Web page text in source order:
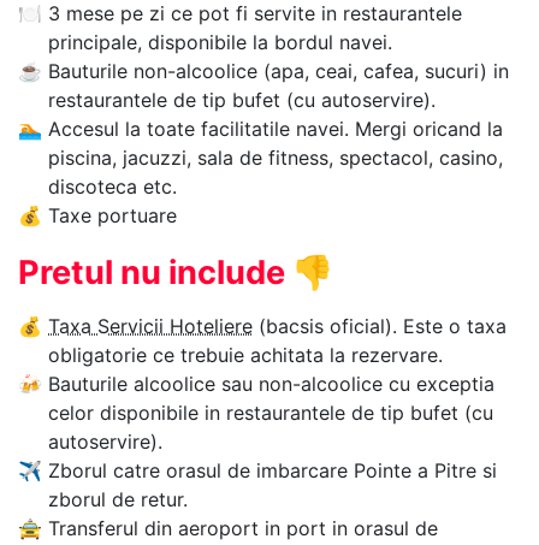
🍽 3 mese pe zi ce pot fi servite in restaurantele
principale, disponibile la bordul navei.
☕ Bauturile non-alcoolice (apa, ceai, cafea, sucuri) in
restaurantele de tip bufet (cu autoservire).
🏊‍ Accesul la toate facilitatile navei. Mergi oricand la
piscina, jacuzzi, sala de fitness, spectacol, casino,
discoteca etc.
💰 Taxe portuare
Pretul nu include 👎
💰 Taxa Servicii Hoteliere (bacsis oficial). Este o taxa
obligatorie ce trebuie achitata la rezervare.
🍻 Bauturile alcoolice sau non-alcoolice cu exceptia
celor disponibile in restaurantele de tip bufet (cu
autoservire).
✈ Zborul catre orasul de imbarcare Pointe a Pitre si
zborul de retur.
🚖 Transferul din aeroport in port in orasul de